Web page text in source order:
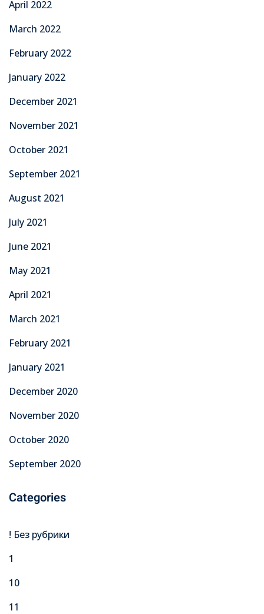
April 2022
March 2022
February 2022
January 2022
December 2021
November 2021
October 2021
September 2021
August 2021
July 2021
June 2021
May 2021
April 2021
March 2021
February 2021
January 2021
December 2020
November 2020
October 2020
September 2020
Categories
! Без рубрики
1
10
11